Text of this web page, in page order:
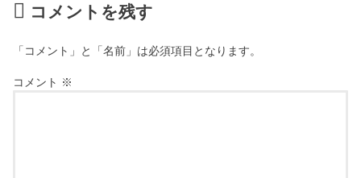
コメントを残す
「コメント」と「名前」は必須項目となります。
コメント ※